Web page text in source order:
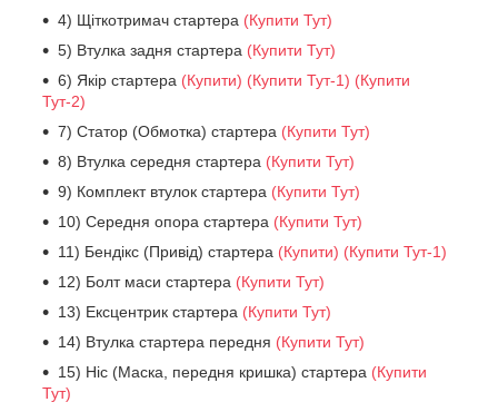
4) Щіткотримач стартера (Купити Тут)
5) Втулка задня стартера (Купити Тут)
6) Якір стартера (Купити) (Купити Тут-1) (Купити
Тут-2)
7) Статор (Обмотка) стартера (Купити Тут)
8) Втулка середня стартера (Купити Тут)
9) Комплект втулок стартера (Купити Тут)
10) Середня опора стартера (Купити Тут)
11) Бендікс (Привід) стартера (Купити) (Купити Тут-1)
12) Болт маси стартера (Купити Тут)
13) Ексцентрик стартера (Купити Тут)
14) Втулка стартера передня (Купити Тут)
15) Ніс (Маска, передня кришка) стартера (Купити
Тут)